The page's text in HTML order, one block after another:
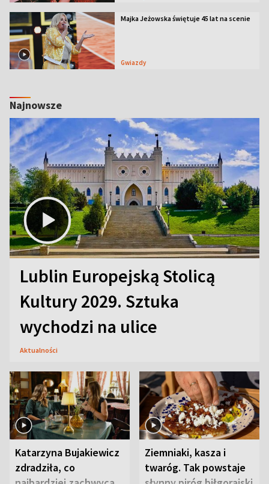
Majka Jeżowska świętuje 45 lat na scenie
Gwiazdy
Najnowsze
Lublin Europejską Stolicą
Kultury 2029. Sztuka
wychodzi na ulice
Aktualności
Katarzyna Bujakiewicz
zdradziła, co
Ziemniaki, kasza i
twaróg. Tak powstaje